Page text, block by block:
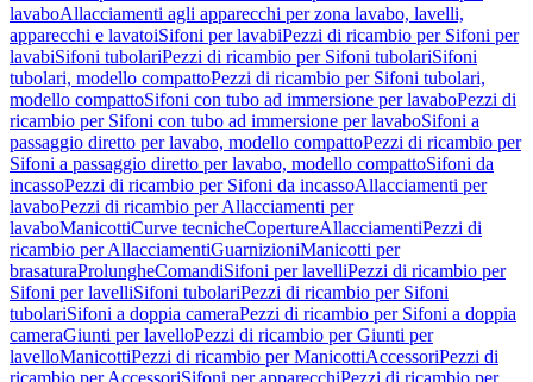
lavaboAllacciamenti agli apparecchi per zona lavabo, lavelli,
apparecchi e lavatoiSifoni per lavabiPezzi di ricambio per Sifoni per
lavabiSifoni tubolariPezzi di ricambio per Sifoni tubolariSifoni
tubolari, modello compattoPezzi di ricambio per Sifoni tubolari,
modello compattoSifoni con tubo ad immersione per lavaboPezzi di
ricambio per Sifoni con tubo ad immersione per lavaboSifoni a
passaggio diretto per lavabo, modello compattoPezzi di ricambio per
Sifoni a passaggio diretto per lavabo, modello compattoSifoni da
incassoPezzi di ricambio per Sifoni da incassoAllacciamenti per
lavaboPezzi di ricambio per Allacciamenti per
lavaboManicottiCurve tecnicheCopertureAllacciamentiPezzi di
ricambio per AllacciamentiGuarnizioniManicotti per
brasaturaProlungheComandiSifoni per lavelliPezzi di ricambio per
Sifoni per lavelliSifoni tubolariPezzi di ricambio per Sifoni
tubolariSifoni a doppia cameraPezzi di ricambio per Sifoni a doppia
cameraGiunti per lavelloPezzi di ricambio per Giunti per
lavelloManicottiPezzi di ricambio per ManicottiAccessoriPezzi di
ricambio per AccessoriSifoni per apparecchiPezzi di ricambio per